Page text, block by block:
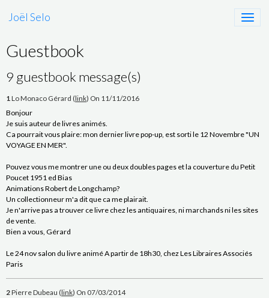
Joël Selo
Guestbook
9 guestbook message(s)
1Lo Monaco Gérard (link) On 11/11/2016
Bonjour
Je suis auteur de livres animés.
Ca pourrait vous plaire: mon dernier livre pop-up, est sorti le 12 Novembre "UN
VOYAGE EN MER".
Pouvez vous me montrer une ou deux doubles pages et la couverture du Petit
Poucet 1951 ed Bias
Animations Robert de Longchamp?
Un collectionneur m'a dit que ca me plairait.
Je n'arrive pas a trouver ce livre chez les antiquaires, ni marchands ni les sites
de vente.
Bien a vous, Gérard
Le 24 nov salon du livre animé A partir de 18h30, chez Les Libraires Associés
Paris
2Pierre Dubeau (link) On 07/03/2014